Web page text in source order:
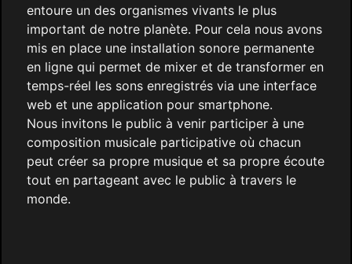
entoure un des organismes vivants le plus
important de notre planète. Pour cela nous avons
mis en place une installation sonore permanente
en ligne qui permet de mixer et de transformer en
temps-réel les sons enregistrés via une interface
web et une application pour smartphone.
Nous invitons le public à venir participer à une
composition musicale participative où chacun
peut créer sa propre musique et sa propre écoute
tout en partageant avec le public à travers le
monde.